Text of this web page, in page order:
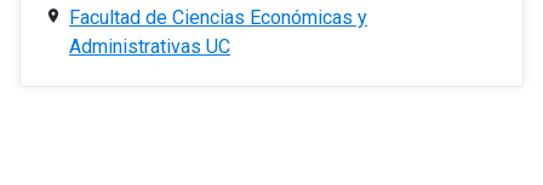
Facultad de Ciencias Económicas y
Administrativas UC